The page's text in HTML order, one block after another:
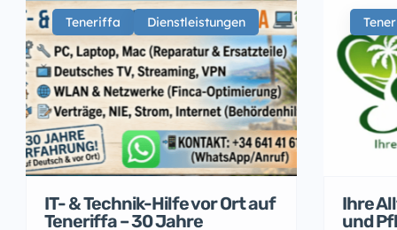
Teneriffa Dienstleistungen
IT- & Technik-Hilfe vor Ort auf
Teneriffa – 30 Jahre
Ihre
und